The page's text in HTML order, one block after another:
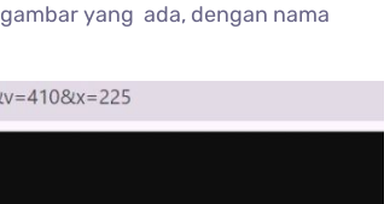
gambar yang ada, dengan nama